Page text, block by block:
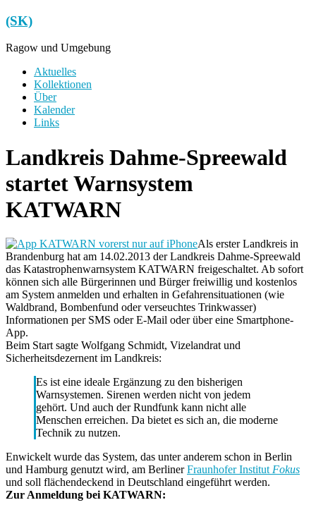
Zum
Inhalt
springen
(SK)
Ragow und Umgebung
Menü
Aktuelles
Kollektionen
Über
Kalender
Links
Landkreis Dahme-Spreewald
startet Warnsystem
KATWARN
Als erster Landkreis in
Brandenburg hat am 14.02.2013 der Landkreis Dahme-Spreewald
das Katastrophenwarnsystem KATWARN freigeschaltet. Ab sofort
können sich alle Bürgerinnen und Bürger freiwillig und kostenlos
am System anmelden und erhalten in Gefahrensituationen (wie
Waldbrand, Bombenfund oder verseuchtes Trinkwasser)
Informationen per SMS oder E-Mail oder über eine Smartphone-
App.
Beim Start sagte Wolfgang Schmidt, Vizelandrat und
Sicherheitsdezernent im Landkreis:
Es ist eine ideale Ergänzung zu den bisherigen
Warnsystemen. Sirenen werden nicht von jedem
gehört. Und auch der Rundfunk kann nicht alle
Menschen erreichen. Da bietet es sich an, die moderne
Technik zu nutzen.
Enwickelt wurde das System, das unter anderem schon in Berlin
und Hamburg genutzt wird, am BerlinerFraunhofer Institut Fokus
und soll flächendeckend in Deutschland eingeführt werden.
Zur Anmeldung bei KATWARN: